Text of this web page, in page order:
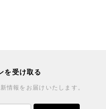
を受け取る
情報をお届けいたします。